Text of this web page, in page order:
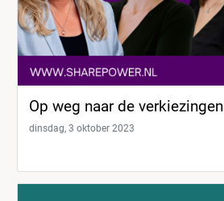
Op weg naar de verkiezingen
dinsdag, 3 oktober 2023